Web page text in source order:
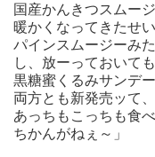
国産かんきつスムージ
暖かくなってきたせ
パインスムージーみ
し、放ーっておいて
黒糖蜜くるみサンデ
両方とも新発売ッて
あっちもこっちも食
ちかんがねぇ～」